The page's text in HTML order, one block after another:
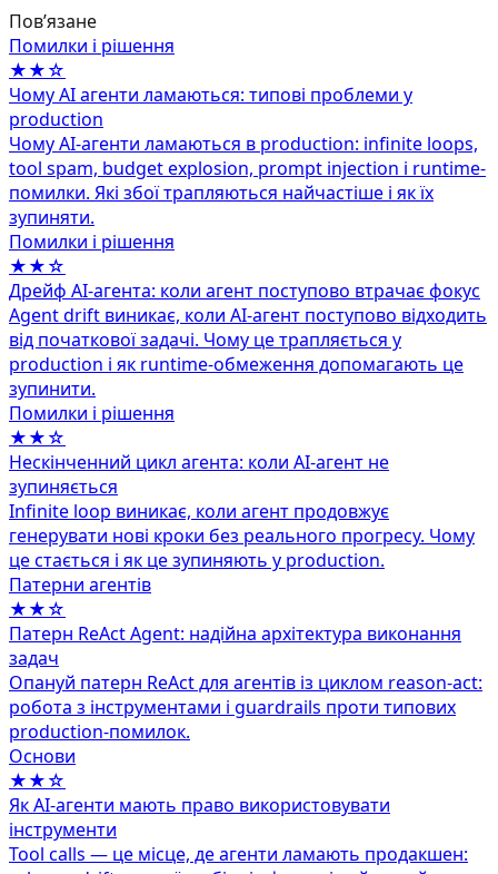
Повʼязане
Помилки і рішення
★★☆
Чому AI агенти ламаються: типові проблеми у
production
Чому AI-агенти ламаються в production: infinite loops,
tool spam, budget explosion, prompt injection і runtime-
помилки. Які збої трапляються найчастіше і як їх
зупиняти.
Помилки і рішення
★★☆
Дрейф AI-агента: коли агент поступово втрачає фокус
Agent drift виникає, коли AI-агент поступово відходить
від початкової задачі. Чому це трапляється у
production і як runtime-обмеження допомагають це
зупинити.
Помилки і рішення
★★☆
Нескінченний цикл агента: коли AI-агент не
зупиняється
Infinite loop виникає, коли агент продовжує
генерувати нові кроки без реального прогресу. Чому
це стається і як це зупиняють у production.
Патерни агентів
★★☆
Патерн ReAct Agent: надійна архітектура виконання
задач
Опануй патерн ReAct для агентів із циклом reason-act:
робота з інструментами і guardrails проти типових
production-помилок.
Основи
★★☆
Як AI-агенти мають право використовувати
інструменти
Tool calls — це місце, де агенти ламають продакшен: